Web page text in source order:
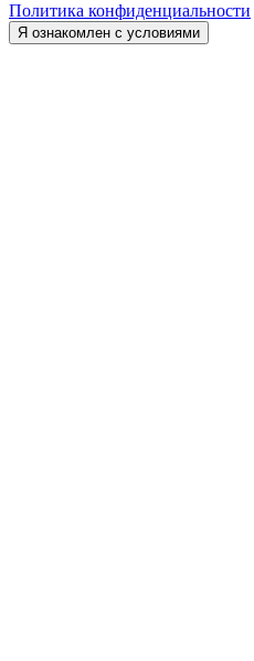
Политика конфиденциальности
Я ознакомлен с условиями